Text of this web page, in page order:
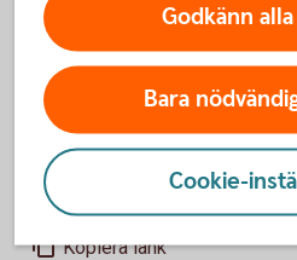
Madelén Falkenhäll, ekonom
Telefon: +46 76 790 16 38
E-post:
Hannes Mård, presschef
Telefon: +46 73 057 41 95
E-post:
Kopiera länk
Godkänn
Bara
Cookie-